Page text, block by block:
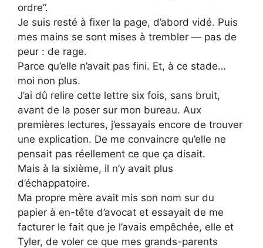
ordre”.
Je suis resté à fixer la page, d’abord vidé. Puis
mes mains se sont mises à trembler — pas de
peur : de rage.
Parce qu’elle n’avait pas fini. Et, à ce stade…
moi non plus.
J’ai dû relire cette lettre six fois, sans bruit,
avant de la poser sur mon bureau. Aux
premières lectures, j’essayais encore de trouver
une explication. De me convaincre qu’elle ne
pensait pas réellement ce que ça disait.
Mais à la sixième, il n’y avait plus
d’échappatoire.
Ma propre mère avait mis son nom sur du
papier à en-tête d’avocat et essayait de me
facturer le fait que je l’avais empêchée, elle et
Tyler, de voler ce que mes grands-parents